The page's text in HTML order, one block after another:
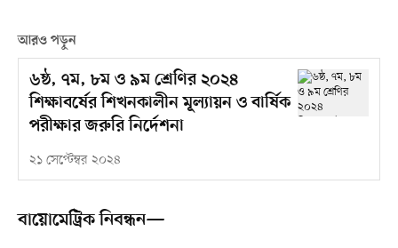
আরও পড়ুন
৬ষ্ঠ, ৭ম, ৮ম ও ৯ম শ্রেণির ২০২৪
শিক্ষাবর্ষের শিখনকালীন মূল্যায়ন ও বার্ষিক
পরীক্ষার জরুরি নির্দেশনা
২১ সেপ্টেম্বর ২০২৪
বায়োমেট্রিক নিবন্ধন—